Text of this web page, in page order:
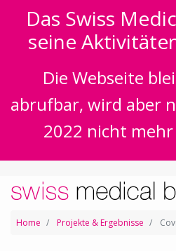
Das Swiss
seine
Die Webseite
abrufbar, wird aber
2022 nicht
Home Projekte & Ergebnisse